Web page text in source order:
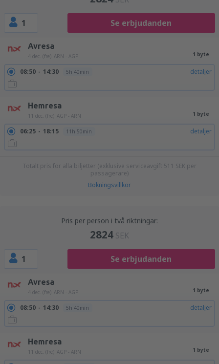
1 Se erbjudanden
Avresa
4 dec. (fre) ARN - AGP 1 byte
08:50 14:30 5h 40min detaljer
Hemresa
11 dec. (fre) AGP - ARN 1 byte
06:25 18:15 11h 50min detaljer
Totalt pris för alla biljetter (exklusive serviceavgift 511 SEK per
passagerare)
Bokningsvillkor
Pris per person i två riktningar:
2824 SEK
1 Se erbjudanden
Avresa
4 dec. (fre) ARN - AGP 1 byte
08:50 14:30 5h 40min detaljer
Hemresa
11 dec. (fre) AGP - ARN 1 byte